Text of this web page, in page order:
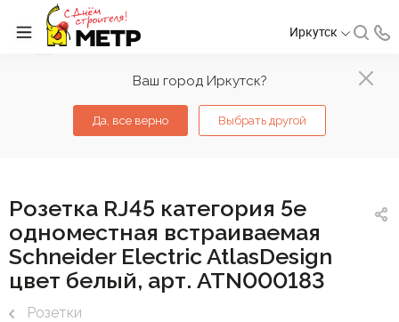
Ваш город Иркутск?
Да, все верно Выбрать другой
Иркутск
Розетка RJ45 категория 5е
одноместная встраиваемая
Schneider Electric AtlasDesign
цвет белый, арт. ATN000183
Розетки